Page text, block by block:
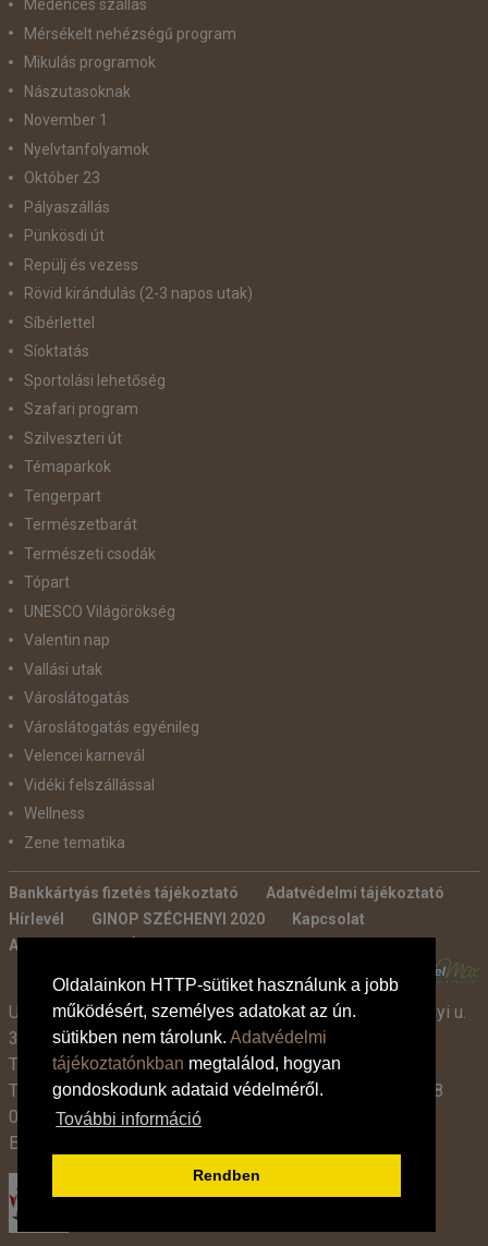
Oldalainkon HTTP-sütiket használunk a jobb
működésért, személyes adatokat az ún.
sütikben nem tárolunk. Adatvédelmi
tájékoztatónkban megtalálod, hogyan
gondoskodunk adataid védelméről.
További információ
Rendben
Medencés szállás
Mérsékelt nehézségű program
Mikulás programok
Nászutasoknak
November 1
Nyelvtanfolyamok
Október 23
Pályaszállás
Pünkösdi út
Repülj és vezess
Rövid kirándulás (2-3 napos utak)
Síbérlettel
Síoktatás
Sportolási lehetőség
Szafari program
Szilveszteri út
Témaparkok
Tengerpart
Természetbarát
Természeti csodák
Tópart
UNESCO Világörökség
Valentin nap
Vallási utak
Városlátogatás
Városlátogatás egyénileg
Velencei karnevál
Vidéki felszállással
Wellness
Zene tematika
Bankkártyás fizetés tájékoztató
Adatvédelmi tájékoztató
Hírlevél
GINOP SZÉCHENYI 2020
Kapcsolat
Ajánlatkérés
Utazási Iroda -TdM Travel Tours Kft. 2600 Vác, Széchenyi u.
3-7.
Tel:
+36 30 331 3359
Tel:
+36 27 319 381, 319 382 (09:00-17:00-ig),
+36 1 408
0134 (09:00-15:00-ig)
E-mail: